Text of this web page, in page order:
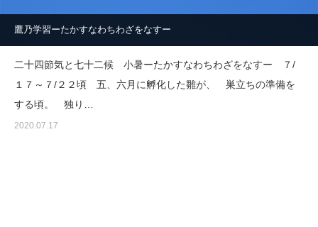
鷹乃学習ーたかすなわちわざをなすー
二十四節気と七十二候 小暑ーたかすなわちわざをなすー ７/
１７～７/２２頃 五、六月に孵化した雛が、 巣立ちの準備を
する頃。 独り…
2020.07.17